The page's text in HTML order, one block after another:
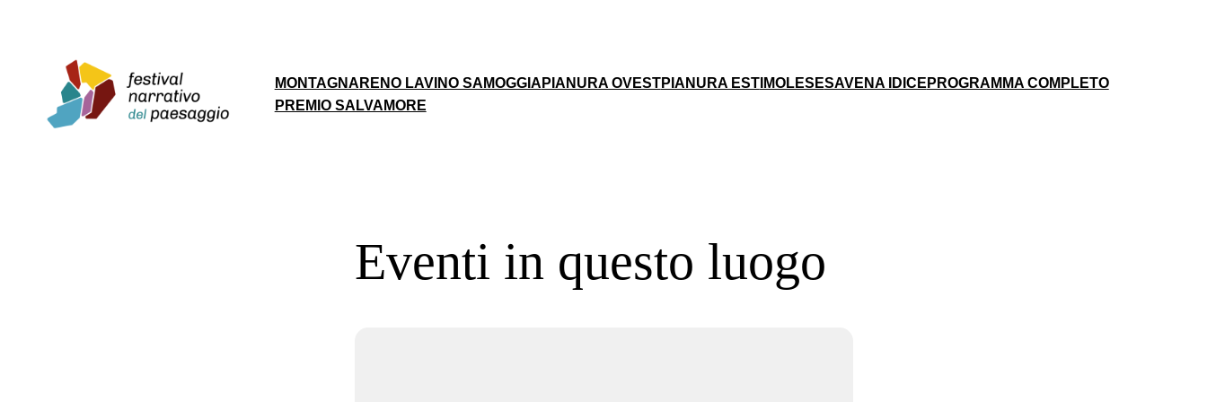
MONTAGNA RENO LAVINO SAMOGGIA PIANURA OVESTPIANURA ESTIMOLESESAVENA IDICE PROGRAMMA COMPLETO
PREMIO SALVAMORE
Eventi in questo luogo